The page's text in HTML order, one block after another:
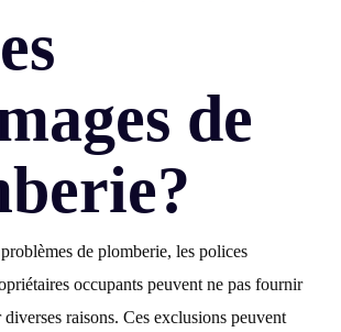
de
de plomberie, les polices
occupants peuvent ne pas fournir
raisons. Ces exclusions peuvent